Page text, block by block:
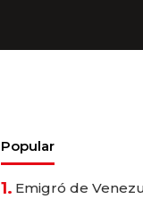
Popular
1. Emigró de